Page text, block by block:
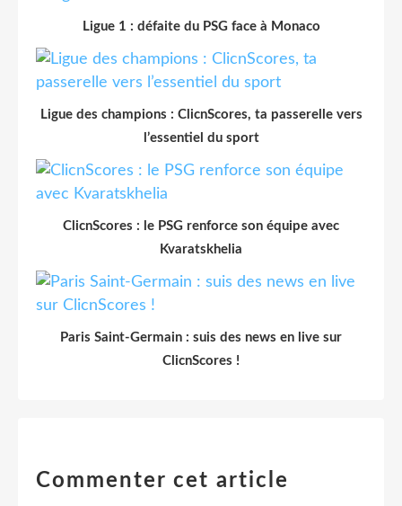
Ligue 1 : défaite du PSG face à Monaco
Ligue des champions : ClicnScores, ta passerelle vers
l’essentiel du sport
ClicnScores : le PSG renforce son équipe avec
Kvaratskhelia
Paris Saint-Germain : suis des news en live sur
ClicnScores !
Commenter cet article